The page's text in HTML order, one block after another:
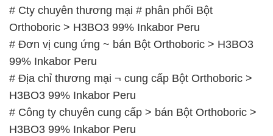
# Cty chuyên thương mại # phân phối Bột
Orthoboric > H3BO3 99% Inkabor Peru
# Đơn vị cung ứng ~ bán Bột Orthoboric > H3BO3
99% Inkabor Peru
# Địa chỉ thương mại ¬ cung cấp Bột Orthoboric >
H3BO3 99% Inkabor Peru
# Công ty chuyên cung cấp > bán Bột Orthoboric >
H3BO3 99% Inkabor Peru